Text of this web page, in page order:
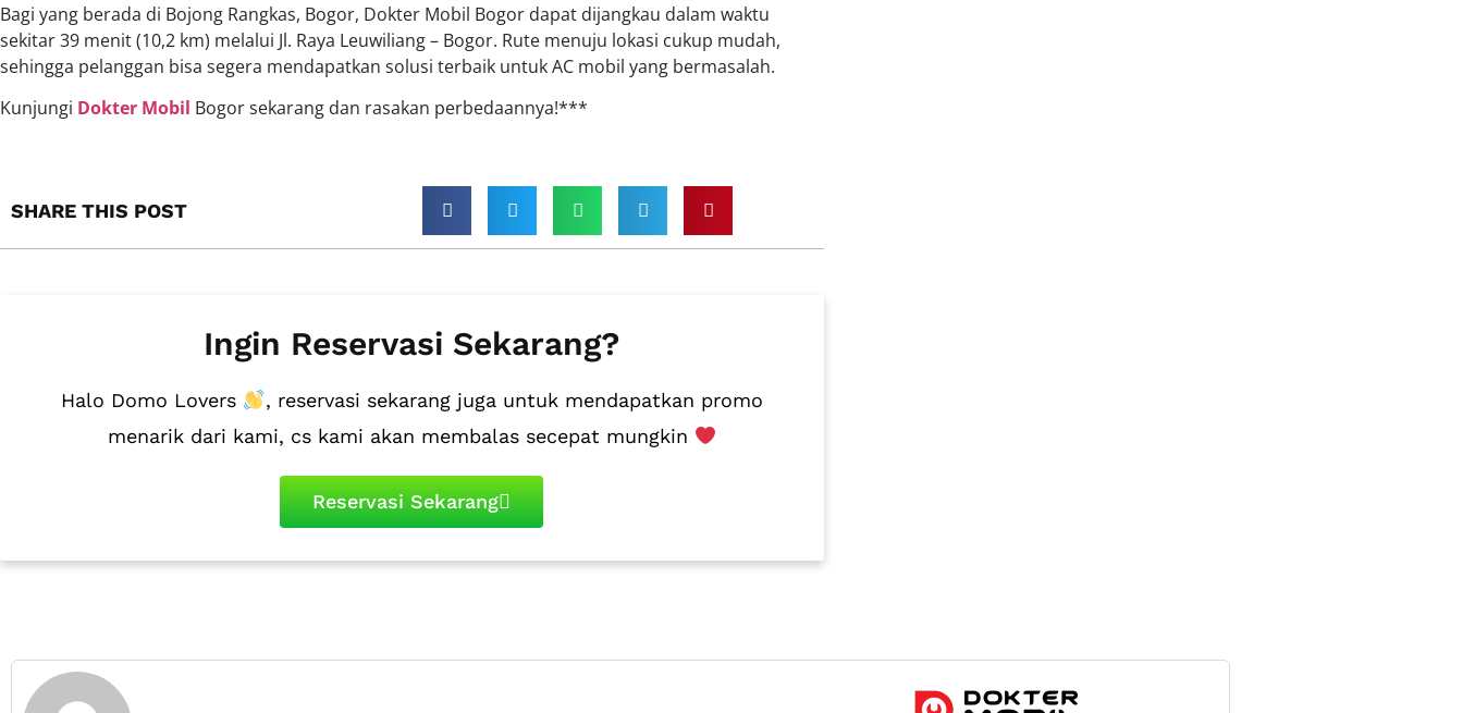
Bagi yang berada di Bojong Rangkas, Bogor, Dokter Mobil Bogor dapat dijangkau dalam waktu
sekitar 39 menit (10,2 km) melalui Jl. Raya Leuwiliang – Bogor. Rute menuju lokasi cukup mudah,
sehingga pelanggan bisa segera mendapatkan solusi terbaik untuk AC mobil yang bermasalah.
Kunjungi Dokter Mobil Bogor sekarang dan rasakan perbedaannya!***
SHARE THIS POST​
Ingin Reservasi Sekarang?
Halo Domo Lovers
, reservasi sekarang juga untuk mendapatkan promo
menarik dari kami, cs kami akan membalas secepat mungkin
Reservasi Sekarang